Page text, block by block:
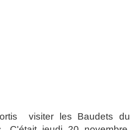
visiter les Baudets du